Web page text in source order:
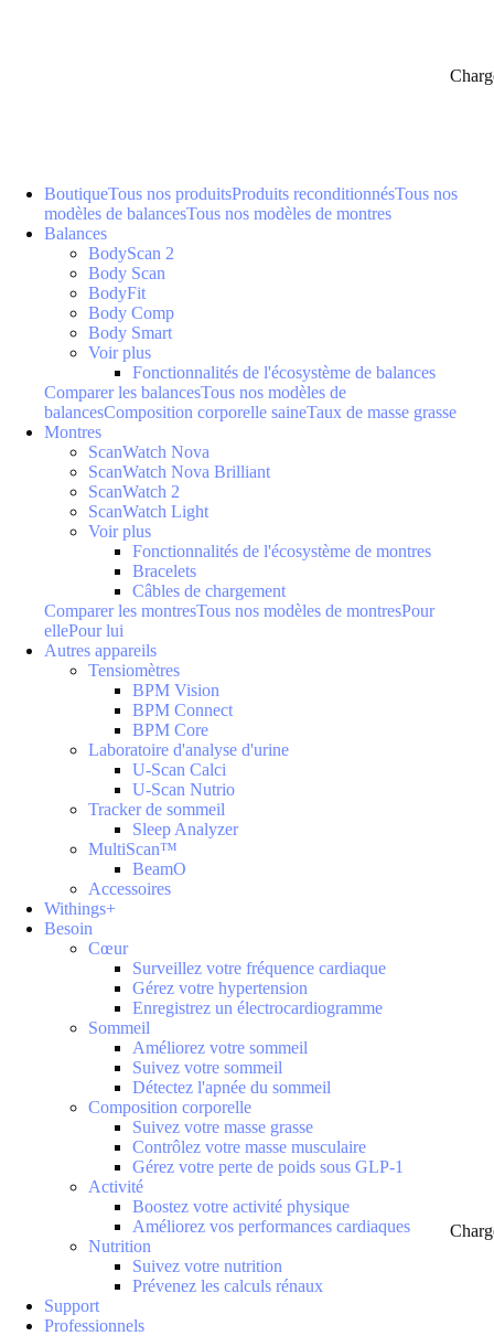
BoutiqueTous nos produitsProduits reconditionnésTous nos
modèles de balancesTous nos modèles de montres
Balances
BodyScan 2
Body Scan
BodyFit
Body Comp
Body Smart
Voir plus
Fonctionnalités de l'écosystème de balances
Comparer les balancesTous nos modèles de
balancesComposition corporelle saineTaux de masse grasse
Montres
ScanWatch Nova
ScanWatch Nova Brilliant
ScanWatch 2
ScanWatch Light
Voir plus
Fonctionnalités de l'écosystème de montres
Bracelets
Câbles de chargement
Comparer les montresTous nos modèles de montresPour
ellePour lui
Autres appareils
Tensiomètres
BPM Vision
BPM Connect
BPM Core
Laboratoire d'analyse d'urine
U-Scan Calci
U-Scan Nutrio
Tracker de sommeil
Sleep Analyzer
MultiScan™
BeamO
Accessoires
Withings+
Besoin
Cœur
Surveillez votre fréquence cardiaque
Gérez votre hypertension
Enregistrez un électrocardiogramme
Sommeil
Améliorez votre sommeil
Suivez votre sommeil
Détectez l'apnée du sommeil
Composition corporelle
Suivez votre masse grasse
Contrôlez votre masse musculaire
Gérez votre perte de poids sous GLP-1
Activité
Boostez votre activité physique
Améliorez vos performances cardiaques
Nutrition
Suivez votre nutrition
Prévenez les calculs rénaux
Support
Professionnels